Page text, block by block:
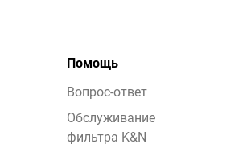
Помощь
Вопрос-ответ
Обслуживание
фильтра K&N